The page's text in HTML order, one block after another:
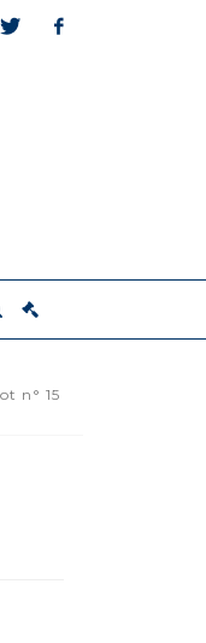
n° 15